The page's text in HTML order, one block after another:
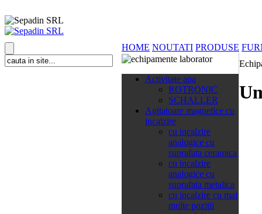
HOME NOUTATI PRODUSE
Activitate apa
ROTRONIC
SCHALLER
Agitatoare magnetice cu
incalzire
cu incalzire
analogice cu
suprafata ceramica
cu incalzire
analogice cu
suprafata metalica
cu incalzire cu mai
multe pozitii